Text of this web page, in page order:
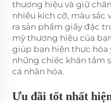
thương hiệu và giữ
nhiều kích cỡ, màu sắc
ra sản phẩm giấy đặc
mỹ thương hiệu của
giúp bạn hiện thực
những chiếc khăn tắm
cá nhân hóa.
Ưu đãi tốt nhất